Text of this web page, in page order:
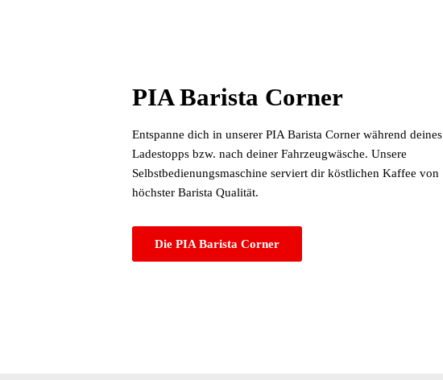
PIA Barista Corner
Entspanne dich in unserer PIA Barista Corner während deines
Ladestopps bzw. nach deiner Fahrzeugwäsche. Unsere
Selbstbedienungsmaschine serviert dir köstlichen Kaffee von
höchster Barista Qualität.
Die PIA Barista Corner